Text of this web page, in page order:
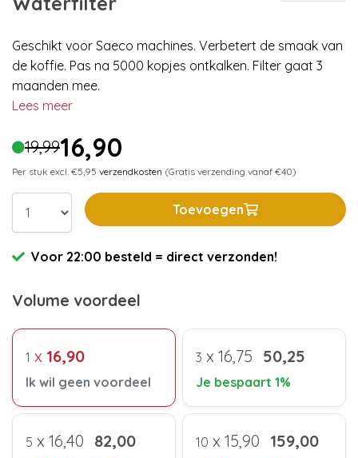
Geschikt voor Saeco machines. Verbetert de smaak van
de koffie. Pas na 5000 kopjes ontkalken. Filter gaat 3
maanden mee.
Lees meer
19,9916,90
Per stuk excl. €5,95 verzendkosten (Gratis verzending vanaf €40)
Toevoegen
Voor 22:00 besteld = direct verzonden!
Volume voordeel
1 x 16,90
Ik wil geen voordeel
3 x 16,75 50,25
Je bespaart 1%
5 x 16,40 82,00 10 x 15,90 159,00